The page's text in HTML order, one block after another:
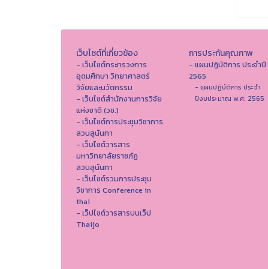
เว็บไซต์ที่เกี่ยวข้อง
- เว็บไซต์กระทรวงการ
อุดมศึกษา วิทยาศาสตร์
วิจัยและนวัตกรรม
- เว็บไซต์สำนักงานการวิจัย
แห่งชาติ (วช.)
- เว็บไซต์การประชุมวิชาการ
สวนสุนันทา
- เว็บไซต์วารสาร
มหาวิทยาลัยราชภัฏ
สวนสุนันทา
- เว็บไซต์รวมการประชุม
วิชาการ Conference in
thai
- เว็ปไซต์วารสารบนเว็ป
Thaijo
การประกันคุณภาพ
- แผนปฏิบัติการ ประจำปี
2565
- แผนปฏิบัติการ ประจำ
ปีงบประมาณ พ.ศ. 2565